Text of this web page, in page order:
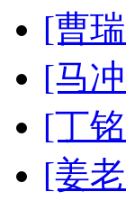
[曹
[马
[丁
[姜